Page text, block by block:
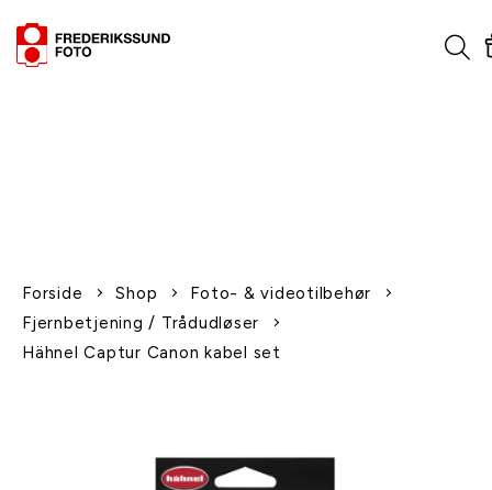
Forside Shop
Foto- & videotilbehør
Fjernbetjening / Trådudløser
Hähnel Captur Canon kabel set